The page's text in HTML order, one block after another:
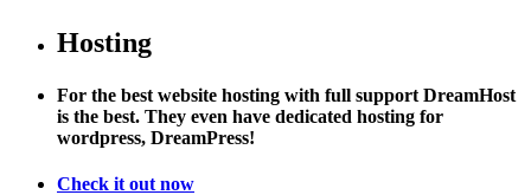
Hosting
For the best website hosting with full support DreamHost
is the best. They even have dedicated hosting for
wordpress, DreamPress!
Check it out now